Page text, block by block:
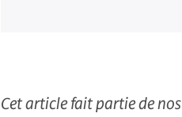
Cet article fait partie de nos